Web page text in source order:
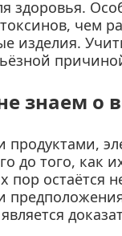
здоровья.
чем
изделия.
знаем о
продуктами,
до того, как
пор остаётся